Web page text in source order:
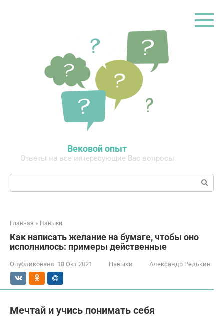
Вековой опыт
Ответы на все интересующие Вас вопросы
Поиск:
Главная » Навыки
Как написать желание на бумаге, чтобы оно
исполнилось: примеры действенные
Опубликовано: 18 Окт 2021 Навыки Александр Редькин
Мечтай и учись понимать себя